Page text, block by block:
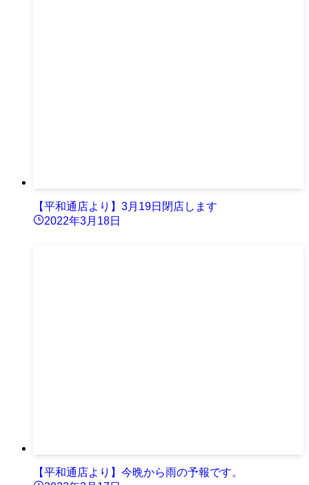
【平和通店より】3月19日閉店します
2022年3月18日
【平和通店より】今晩から雨の予報です。